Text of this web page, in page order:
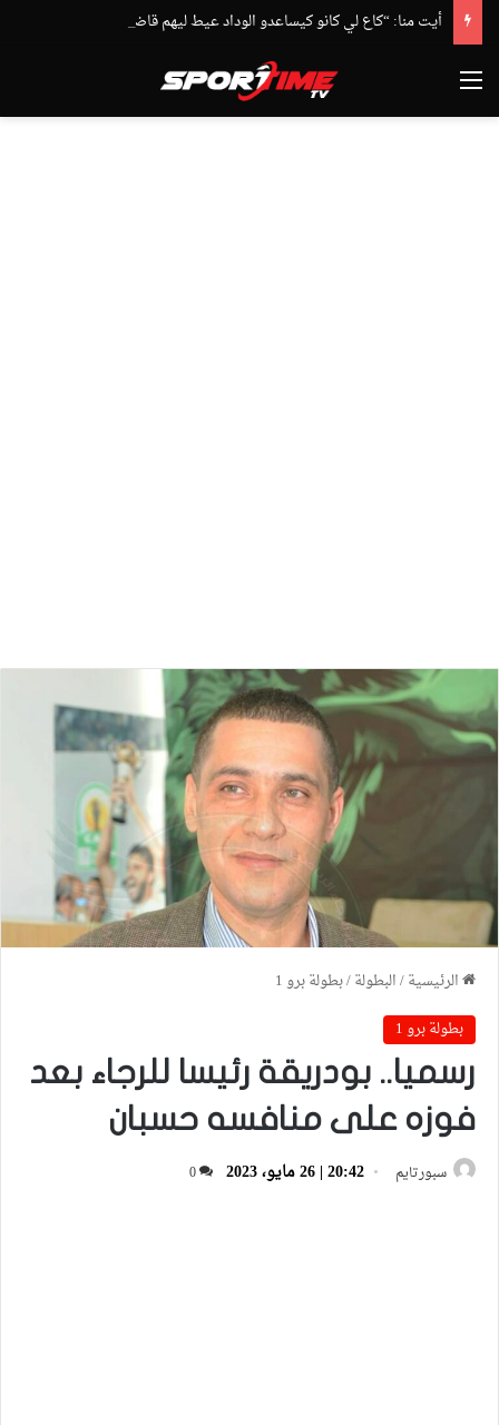
القائمة
الرئيسية/البطولة/بطولة برو 1
بطولة برو 1
رسميا.. بودريقة رئيسا للرجاء بعد
فوزه على منافسه حسبان
سبورتايم 20:42 | 26 مايو، 2023 0